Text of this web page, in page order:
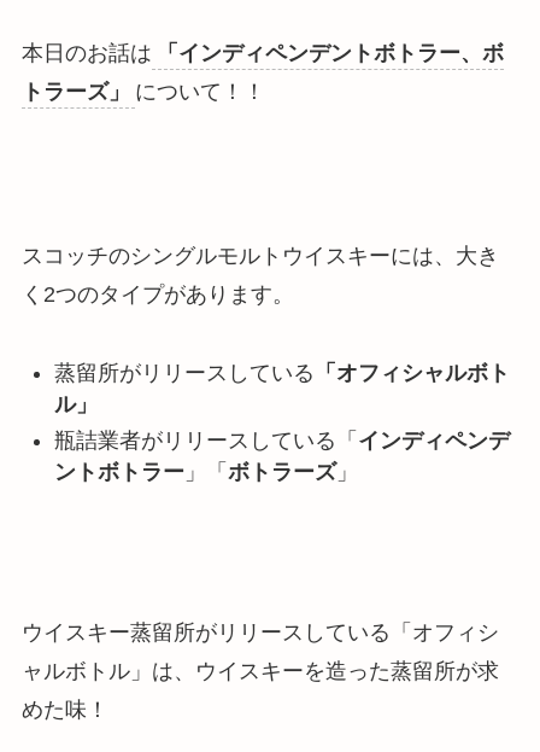
本日のお話は
「インディペンデントボトラー、ボ
トラーズ」
について！！
スコッチのシングルモルトウイスキーには、大き
く2つのタイプがあります。
蒸留所がリリースしている 「オフィシャルボト
ル」
瓶詰業者がリリースしている「 インディペンデ
ントボトラー 」「 ボトラーズ」
ウイスキー蒸留所がリリースしている「オフィシ
ャルボトル」は、ウイスキーを造った蒸留所が求
めた味！